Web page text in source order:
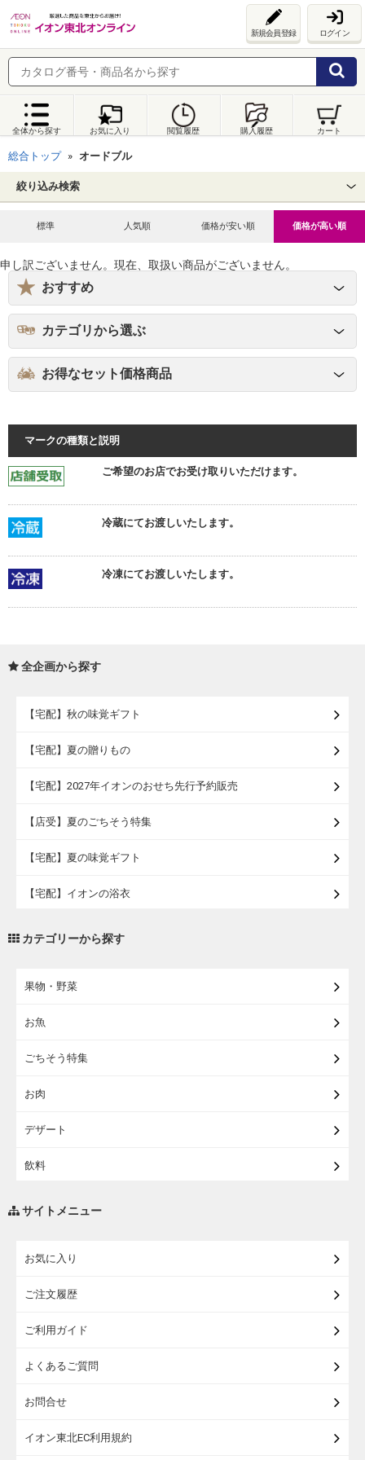
新規会員登録 ログイン
全体から探す お気に入り 閲覧履歴 購入履歴 カート
総合トップ オードブル
絞り込み検索
標準 人気順 価格が安い順 価格が高い順
申し訳ございません。現在、取扱い商品がございません。
おすすめ
カテゴリから選ぶ
お得なセット価格商品
マークの種類と説明
ご希望のお店でお受け取りいただけます。
冷蔵にてお渡しいたします。
冷凍にてお渡しいたします。
全企画から探す
【宅配】秋の味覚ギフト
【宅配】夏の贈りもの
【宅配】2027年イオンのおせち先行予約販売
【店受】夏のごちそう特集
【宅配】夏の味覚ギフト
【宅配】イオンの浴衣
カテゴリーから探す
果物・野菜
お魚
ごちそう特集
お肉
デザート
飲料
サイトメニュー
お気に入り
ご注文履歴
ご利用ガイド
よくあるご質問
お問合せ
イオン東北EC利用規約